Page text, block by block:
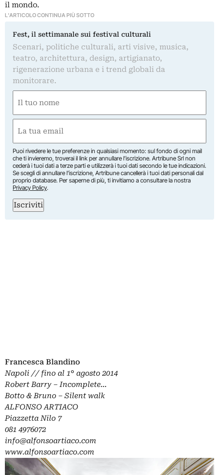
il mondo.
L'ARTICOLO CONTINUA PIÙ SOTTO
Fest, il settimanale sui festival culturali
Scenari, politiche culturali, arti visive, musica,
teatro, architettura, design, artigianato,
rigenerazione urbana e i trend globali da
monitorare.
(Required)
First
(Required)
Puoi rivedere le tue preferenze in qualsiasi momento: sul fondo di ogni mail
che ti invieremo, troverai il link per annullare l’iscrizione. Artribune Srl non
cederà i tuoi dati a terze parti e utilizzerà i tuoi dati secondo le tue indicazioni.
Se scegli di annullare l’iscrizione, Artribune cancellerà i tuoi dati personali dal
proprio database. Per saperne di più, ti invitiamo a consultare la nostra
Privacy Policy.
Iscriviti
Francesca Blandino
Napoli // fino al 1° agosto 2014
Robert Barry – Incomplete…
Botto & Bruno – Silent walk
ALFONSO ARTIACO
Piazzetta Nilo 7
081 4976072
info@alfonsoartiaco.com
www.alfonsoartiaco.com